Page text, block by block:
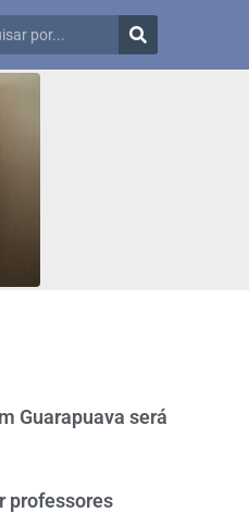
Guarapuava será
professores